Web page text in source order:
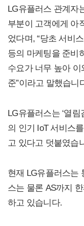
LG유플러스 관계자
부분이 고객에게 아
었다며, “당초 서비
등의 마케팅을 준비
수요가 너무 높아
준”이라고 말했습니
LG유플러스는 ‘열림
의 인기 IoT 서비스
고 있다고 덧붙였습
현재 LG유플러스는
스는 물론 AS까지
하고 있습니다.